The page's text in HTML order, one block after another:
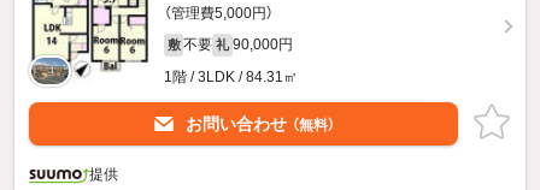
（管理費5,000円）
敷 不要 礼 90,000円
1階 / 3LDK / 84.31㎡
お問い合わせ （無料）
提供